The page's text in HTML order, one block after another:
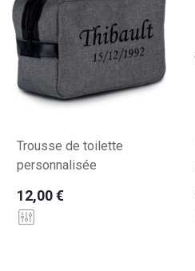
Trousse de toilette
personnalisée
12,00 €